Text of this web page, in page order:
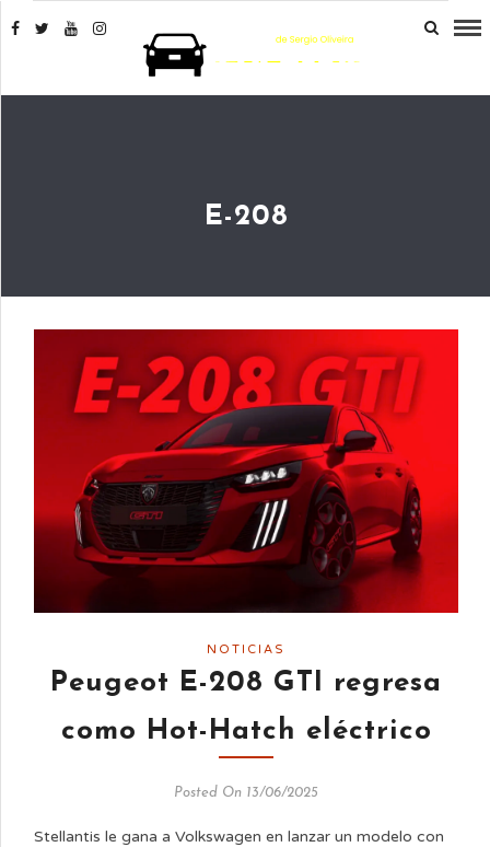
E-208
NOTICIAS
Peugeot E-208 GTI regresa
como Hot-Hatch eléctrico
Posted On 13/06/2025
Stellantis le gana a Volkswagen en lanzar un modelo con